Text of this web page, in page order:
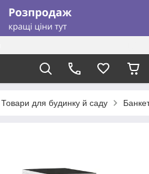
Товари для будинку й саду